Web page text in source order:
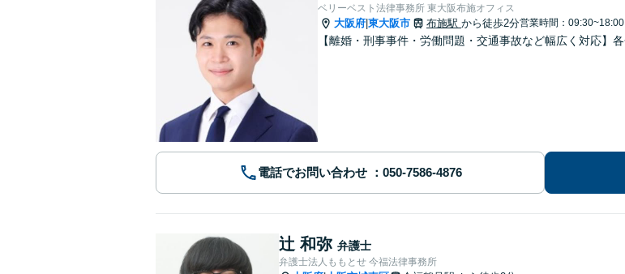
ベリーベスト法律事務所 東大阪布施オフィス
大阪府 東大阪市 布施駅 から徒歩2分営業時間：09:30~18:00
【離婚・刑事事件・労働問題・交通事故など幅広く対応
電話でお問い合わせ
辻 和弥 弁護士
弁護士法人ももとせ 今福法律事務所